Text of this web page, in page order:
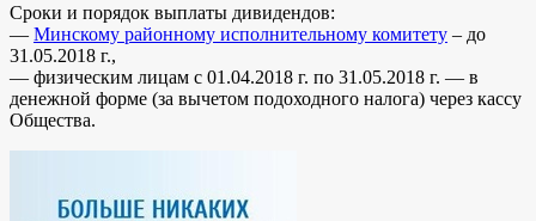
Сроки и порядок выплаты дивидендов:
— Минскому районному исполнительному комитету – до
31.05.2018 г.,
— физическим лицам с 01.04.2018 г. по 31.05.2018 г. — в
денежной форме (за вычетом подоходного налога) через кассу
Общества.